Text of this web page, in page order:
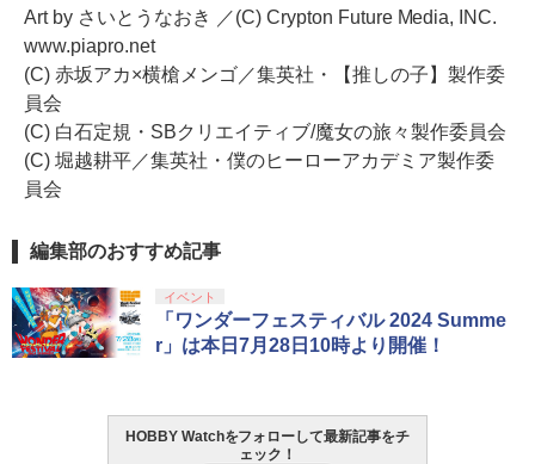
Art by さいとうなおき ／(C) Crypton Future Media, INC.
www.piapro.net
(C) 赤坂アカ×横槍メンゴ／集英社・【推しの子】製作委
員会
(C) 白石定規・SBクリエイティブ/魔女の旅々製作委員会
(C) 堀越耕平／集英社・僕のヒーローアカデミア製作委
員会
編集部のおすすめ記事
イベント
「ワンダーフェスティバル 2024 Summe
r」は本日7月28日10時より開催！
HOBBY Watchをフォローして最新記事をチ
ェック！